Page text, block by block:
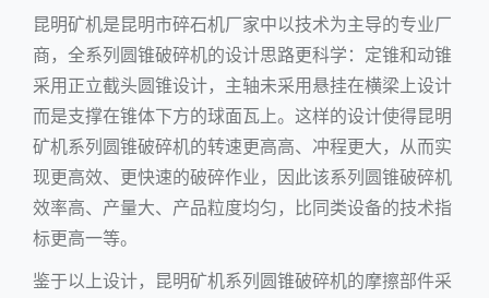
昆明矿机是昆明市碎石机厂家中以技术为主导的专业厂
商，全系列圆锥破碎机的设计思路更科学：定锥和动锥
采用正立截头圆锥设计，主轴未采用悬挂在横梁上设计
而是支撑在锥体下方的球面瓦上。这样的设计使得昆明
矿机系列圆锥破碎机的转速更高高、冲程更大，从而实
现更高效、更快速的破碎作业，因此该系列圆锥破碎机
效率高、产量大、产品粒度均匀，比同类设备的技术指
标更高一等。
鉴于以上设计，昆明矿机系列圆锥破碎机的摩擦部件采